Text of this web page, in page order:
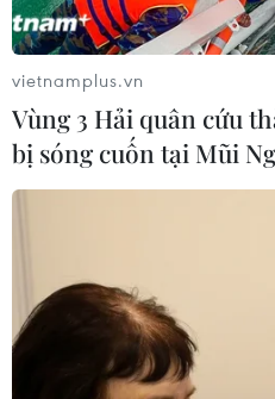
Hưng Yên, Phú Yên:
dương tính với
26/06/2021 05:09
Hưng Yên phát hiện thêm
SARS-CoV-2, đều là F1 đã
thêm 10 trường hợp dương
vietnamplus.vn
Vùng 3 Hải quân cứu
bị sóng cuốn tại Mũi